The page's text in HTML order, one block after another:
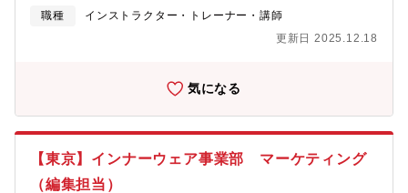
ラム・テキストの企画・開発研修カリキュラム、テキストの新規
作成/既存カリキュラム、テキストの改良を行います。■後進育成
研修講師として登壇実績を積んだ後、研修講師育成も行います。
ャーのご経験を活かしながら学び・学び直し、講師業務における
ご志向に応じて、引き続き専門性を追求・発揮いただくスペシャ
ネジメントに取り組んでいただくことを期待します。▼"成果"をあ
げられる管理職をつくる ALL DIFFERENTの管理職研修とは
職種
インストラクター・トレーナー・講師
更新日 2025.12.18
気になる
【東京】インナーウェア事業部 マーケティング
（編集担当）